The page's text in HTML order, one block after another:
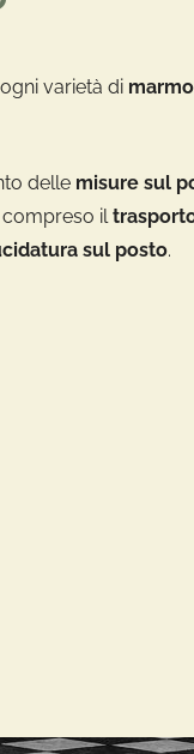
varietà di
delle misure sul
compreso il
sul posto.